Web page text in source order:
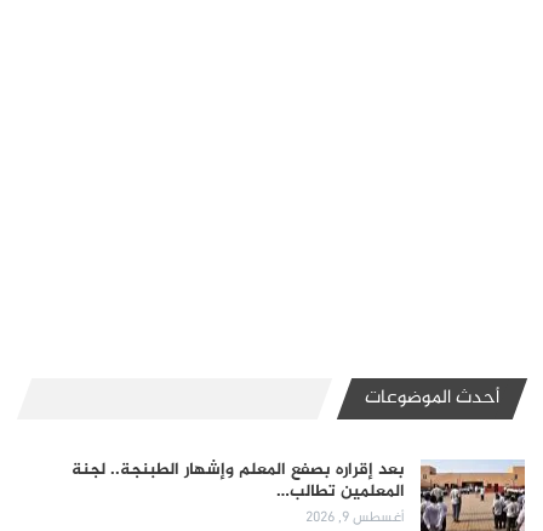
أحدث الموضوعات
بعد إقراره بصفع المعلم وإشهار الطبنجة.. لجنة
المعلمين تطالب…
أغسطس 9, 2026